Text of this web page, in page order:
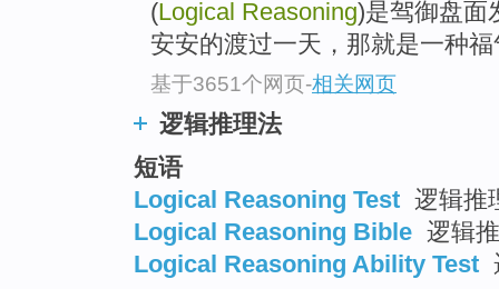
(Logical Reasoning)是驾御盘面
安安的渡过一天，那就是一种
基于3651个网页-相关网页
逻辑推理法
短语
Logical Reasoning Test 逻辑推
Logical Reasoning Bible 逻辑
Logical Reasoning Ability Test